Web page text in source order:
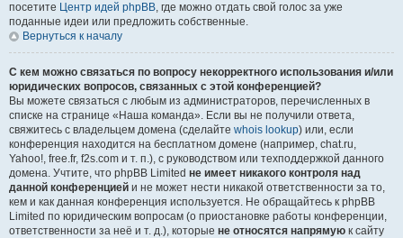
посетите Центр идей phpBB, где можно отдать свой голос за уже
поданные идеи или предложить собственные.
Вернуться к началу
С кем можно связаться по вопросу некорректного использования и/или
юридических вопросов, связанных с этой конференцией?
Вы можете связаться с любым из администраторов, перечисленных в
списке на странице «Наша команда». Если вы не получили ответа,
свяжитесь с владельцем домена (сделайте whois lookup) или, если
конференция находится на бесплатном домене (например, chat.ru,
Yahoo!, free.fr, f2s.com и т. п.), с руководством или техподдержкой данного
домена. Учтите, что phpBB Limited не имеет никакого контроля над
данной конференцией и не может нести никакой ответственности за то,
кем и как данная конференция используется. Не обращайтесь к phpBB
Limited по юридическим вопросам (о приостановке работы конференции,
ответственности за неё и т. д.), которые не относятся напрямую к сайту